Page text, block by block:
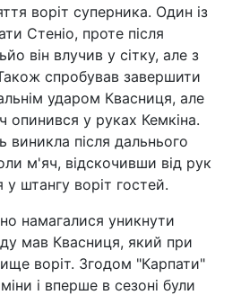
воріт суперника. Один із
Стеніо, проте після
він влучив у сітку, але з
спробував завершити
ударом Квасниця, але
опинився у руках Кемкіна.
виникла після дальнього
м'яч, відскочивши від рук
штангу воріт гостей.
намагалися уникнути
мав Квасниця, який при
воріт. Згодом "Карпати"
і вперше в сезоні були